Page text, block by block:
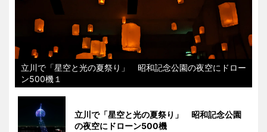
立川で「星空と光の夏祭り」 昭和記念公園の夜空にドロー
ン500機１
立川で「星空と光の夏祭り」 昭和記念公園
の夜空にドローン500機